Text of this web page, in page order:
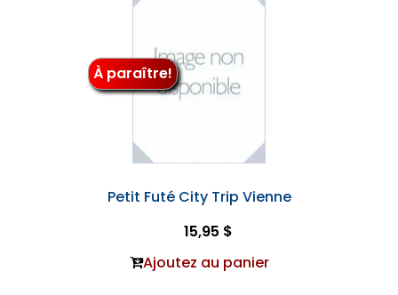
À paraître!
Petit Futé City Trip Vienne
15,95 $
Ajoutez au panier